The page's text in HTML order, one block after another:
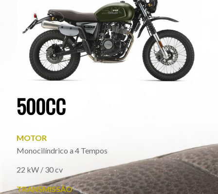
500CC
MOTOR
Monocilíndrico a 4 Tempos
22 kW / 30 cv
TRANSMISSÃO